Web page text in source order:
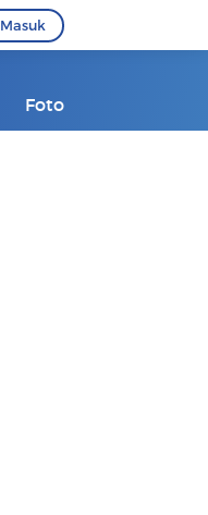
Masuk
Foto